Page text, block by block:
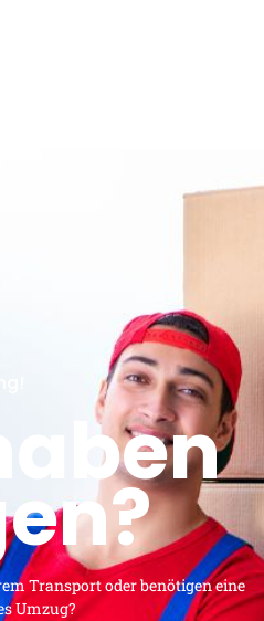
Transport oder benötigen eine
Umzug?